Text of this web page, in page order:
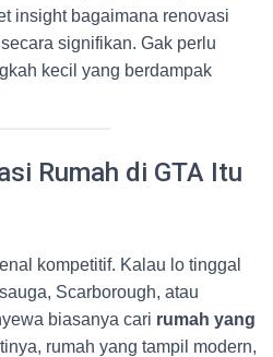
insight bagaimana renovasi
signifikan. Gak perlu
kecil yang berdampak
Rumah di GTA Itu
kompetitif. Kalau lo tinggal
Scarborough, atau
biasanya cari rumah yang
rumah yang tampil modern,